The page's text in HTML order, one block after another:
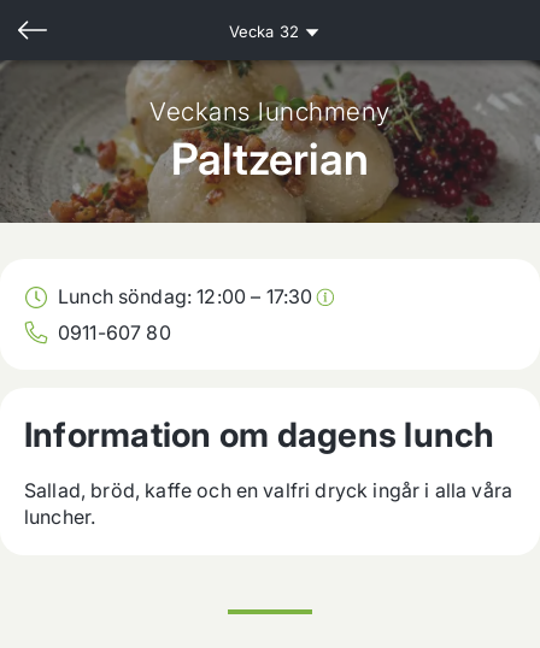
Vecka 32
Veckans lunchmeny
Paltzerian
Lunch söndag:12:00 – 17:30
0911-607 80
Information om dagens lunch
Sallad, bröd, kaffe och en valfri dryck ingår i alla våra
luncher.